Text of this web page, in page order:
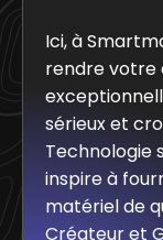
Ici, à
rendre votre
sérieux et
Technologie
inspire à
matériel de
Créateur et